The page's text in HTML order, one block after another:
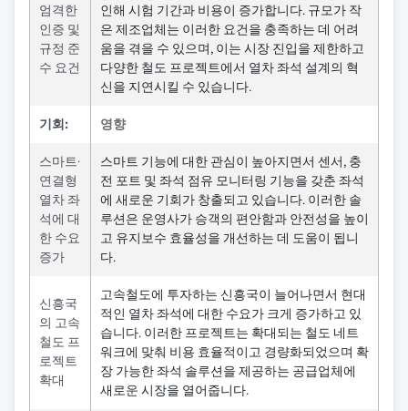
엄격한
인증 및
규정 준
수 요건
인해 시험 기간과 비용이 증가합니다. 규모가 작
은 제조업체는 이러한 요건을 충족하는 데 어려
움을 겪을 수 있으며, 이는 시장 진입을 제한하고
다양한 철도 프로젝트에서 열차 좌석 설계의 혁
신을 지연시킬 수 있습니다.
기회: 영향
스마트·
연결형
열차 좌
석에 대
한 수요
증가
스마트 기능에 대한 관심이 높아지면서 센서, 충
전 포트 및 좌석 점유 모니터링 기능을 갖춘 좌석
에 새로운 기회가 창출되고 있습니다. 이러한 솔
루션은 운영사가 승객의 편안함과 안전성을 높이
고 유지보수 효율성을 개선하는 데 도움이 됩니
다.
신흥국
의 고속
철도 프
로젝트
확대
고속철도에 투자하는 신흥국이 늘어나면서 현대
적인 열차 좌석에 대한 수요가 크게 증가하고 있
습니다. 이러한 프로젝트는 확대되는 철도 네트
워크에 맞춰 비용 효율적이고 경량화되었으며 확
장 가능한 좌석 솔루션을 제공하는 공급업체에
새로운 시장을 열어줍니다.